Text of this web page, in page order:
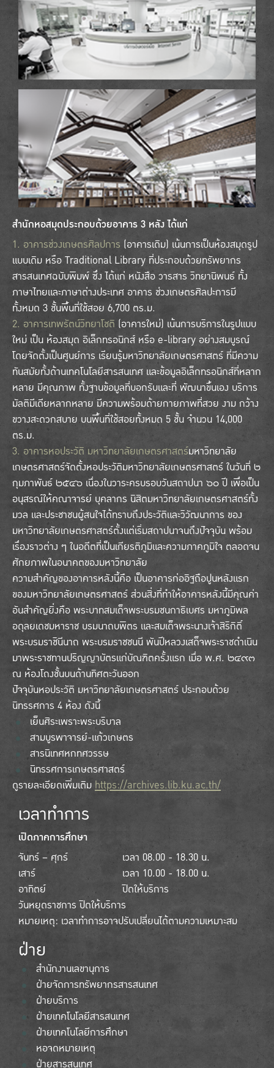
สำนักหอสมุดประกอบด้วยอาคาร 3 หลัง ได้แก่
1. อาคารช่วงเกษตรศิลปการ (อาคารเดิม) เน้นการเป็นห้องสมุดรูป
แบบเดิม หรือ Traditional Library ที่ประกอบด้วยทรัพยากร
สารสนเทศฉบับพิมพ์ ซึ่ง ได้แก่ หนังสือ วารสาร วิทยานิพนธ์ ทั้ง
ภาษาไทยและภาษาต่างประเทศ อาคาร ช่วงเกษตรศิลปะการมี
ทั้งหมด 3 ชั้นพื้นที่ใช้สอย 6,700 ตร.ม.
2. อาคารเทพรัตน์วิทยาโชติ (อาคารใหม่) เน้นการบริการในรูปแบบ
ใหม่ เป็น ห้องสมุด อิเล็กทรอนิกส์ หรือ e-library อย่างสมบูรณ์
โดยจัดตั้งเป็นศูนย์การ เรียนรู้มหาวิทยาลัยเกษตรศาสตร์ ที่มีความ
ทันสมัยทั้งด้านเทคโนโลยีสารสนเทศ และข้อมูลอิเล็กทรอนิกส์ที่หลาก
หลาย มีคุณภาพ ทั้งฐานข้อมูลที่บอกรับและที่ พัฒนาขึ้นเอง บริการ
มัลติมีเดียหลากหลาย มีความพร้อมด้ายกายภาพที่สวย งาม กว้าง
ขวางสะดวกสบาย บนพื้นที่ใช้สอยทั้งหมด 5 ชั้น จำนวน 14,000
ตร.ม.
3. อาคารหอประวัติ มหาวิทยาลัยเกษตรศาสตร์มหาวิทยาลัย
เกษตรศาสตร์จัดตั้งหอประวัติมหาวิทยาลัยเกษตรศาสตร์ ในวันที่ ๒
กุมภาพันธ์ ๒๕๔๖ เนื่องในวาระครบรอบวันสถาปนา ๖๐ ปี เพื่อเป็น
อนุสรณ์ให้คณาจารย์ บุคลากร นิสิตมหาวิทยาลัยเกษตรศาสตร์ทั้ง
มวล และประชาชนผู้สนใจได้ทราบถึงประวัติและวิวัฒนาการ ของ
มหาวิทยาลัยเกษตรศาสตร์ตั้งแต่เริ่มสถาปนาจนถึงปัจจุบัน พร้อม
เรื่องราวต่าง ๆ ในอดีตที่เป็นเกียรติภูมิและความภาคภูมิใจ ตลอดจน
ศักยภาพในอนาคตของมหาวิทยาลัย
ความสำคัญของอาคารหลังนี้คือ เป็นอาคารก่ออิฐถือปูนหลังแรก
ของมหาวิทยาลัยเกษตรศาสตร์ ส่วนสิ่งที่ทำให้อาคารหลังนี้มีคุณค่า
อันสำคัญยิ่งคือ พระบาทสมเด็จพระบรมชนกาธิเบศร มหาภูมิพล
อดุลยเดชมหาราช บรมนาถบพิตร และสมเด็จพระนางเจ้าสิริกิติ์
พระบรมราชินีนาถ พระบรมราชชนนี พันปีหลวงเสด็จพระราชดำเนิน
มาพระราชทานปริญญาบัตรแก่บัณฑิตครั้งแรก เมื่อ พ.ศ. ๒๔๙๓
ณ ห้องโถงชั้นบนด้านทิศตะวันออก
ปัจจุบันหอประวัติ มหาวิทยาลัยเกษตรศาสตร์ ประกอบด้วย
นิทรรศการ 4 ห้อง ดังนี้
เย็นศิระเพราะพระบริบาล
สามบูรพาจารย์-แก้วเกษตร
สารนิเทศหกทศวรรษ
นิทรรศการเกษตรศาสตร์
ดูรายละเอียดเพิ่มเติมhttps://archives.lib.ku.ac.th/
เวลาทำการ
เปิดภาคการศึกษา
จันทร์ – ศุกร์
เวลา 08.00 - 18.30 น.
เสาร์
เวลา 10.00 - 18.00 น.
อาทิตย์
ปิดให้บริการ
วันหยุดราชการ ปิดให้บริการ
หมายเหตุ: เวลาทำการอาจปรับเปลี่ยนได้ตามความเหมาะสม
ฝ่าย
สำนักงานเลขานุการ
ฝ่ายจัดการทรัพยากรสารสนเทศ
ฝ่ายบริการ
ฝ่ายเทคโนโลยีสารสนเทศ
ฝ่ายเทคโนโลยีการศึกษา
หอจดหมายเหตุ
ฝ่ายสารสนเทศ